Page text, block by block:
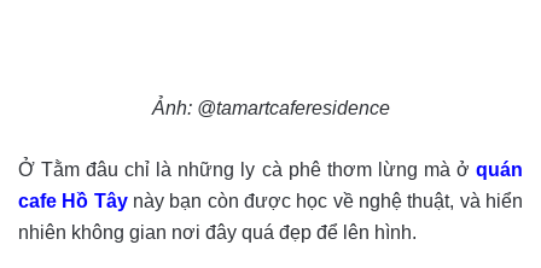
Ảnh: @tamartcaferesidence
Ở Tằm đâu chỉ là những ly cà phê thơm lừng mà ở quán
cafe Hồ Tâynày bạn còn được học về nghệ thuật, và hiển
nhiên không gian nơi đây quá đẹp để lên hình.